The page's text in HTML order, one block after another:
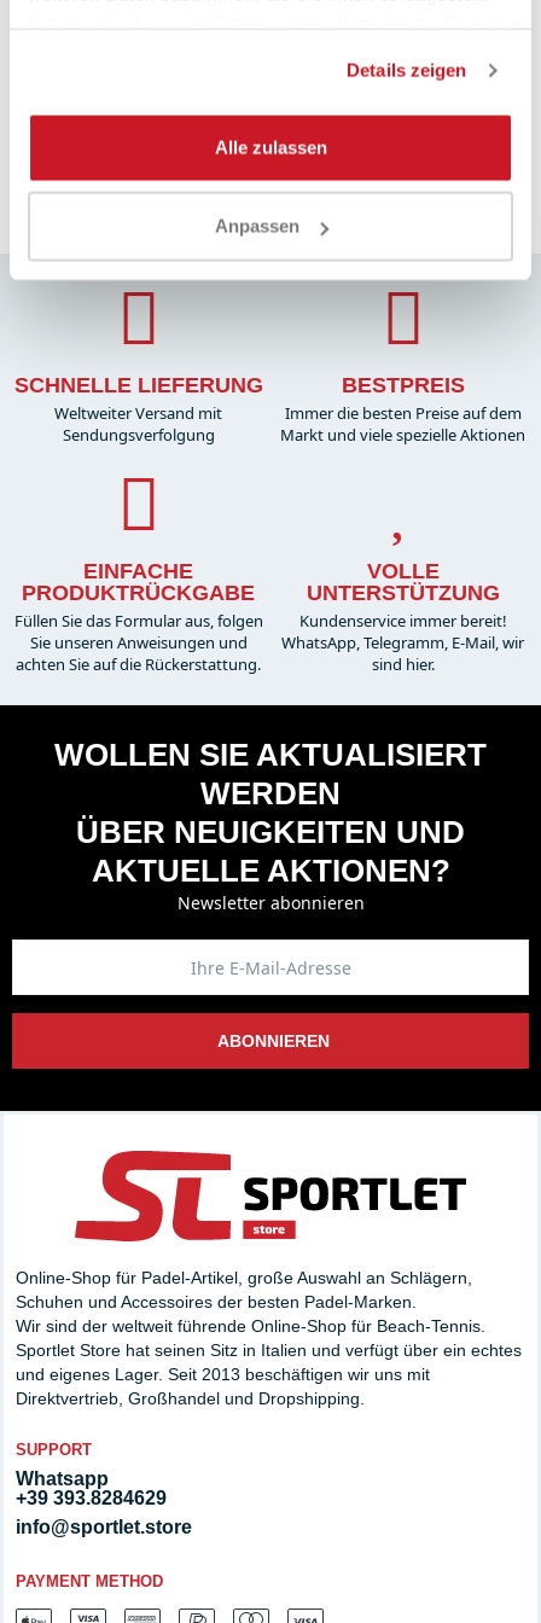
Details zeigen
Alle zulassen
Anpassen
6 giorni fa
Pausa
SCHNELLE LIEFERUNG
Weltweiter Versand mit
Sendungsverfolgung
BESTPREIS
Immer die besten Preise auf dem
Markt und viele spezielle Aktionen
EINFACHE
PRODUKTRÜCKGABE
Füllen Sie das Formular aus, folgen
Sie unseren Anweisungen und
achten Sie auf die Rückerstattung.
VOLLE
UNTERSTÜTZUNG
Kundenservice immer bereit!
WhatsApp, Telegramm, E-Mail, wir
sind hier.
WOLLEN SIE AKTUALISIERT
WERDEN
ÜBER NEUIGKEITEN UND
AKTUELLE AKTIONEN?
Newsletter abonnieren
ABONNIEREN
Online-Shop für Padel-Artikel, große Auswahl an Schlägern,
Schuhen und Accessoires der besten Padel-Marken.
Wir sind der weltweit führende Online-Shop für Beach-Tennis.
Sportlet Store hat seinen Sitz in Italien und verfügt über ein echtes
und eigenes Lager. Seit 2013 beschäftigen wir uns mit
Direktvertrieb, Großhandel und Dropshipping.
SUPPORT
Whatsapp
+39 393.8284629
info@sportlet.store
PAYMENT METHOD